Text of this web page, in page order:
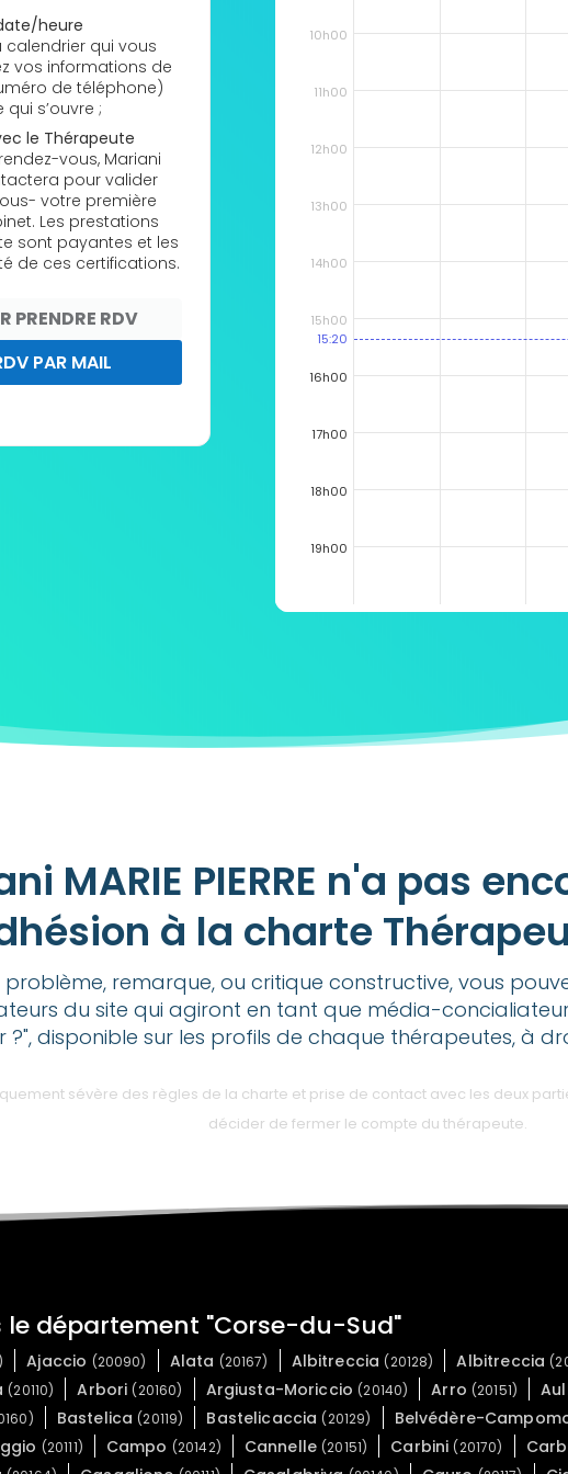
heure
qui vous
vos informations de
de téléphone)
s’ouvre ;
le Thérapeute
vous, Mariani
pour valider
votre première
Les prestations
sont payantes et les
de ces certifications.
PRENDRE RDV
PAR MAIL
10h00
11h00
12h00
13h00
14h00
15h00
16h00
17h00
18h00
19h00
15:20
MARIE PIERRE n'a pas
à la charte
problème, remarque, ou critique constructive, vous
du site qui agiront en tant que média-
?", disponible sur les profils de chaque thérapeutes, à
sévère des règles de la charte et prise de contact avec les deux
décider de fermer le compte du thérapeute.
le département "Corse-du-Sud"
Ajaccio (20090) Alata (20167) Albitreccia (20128) Albitreccia
(20110) Arbori (20160) Argiusta-Moriccio (20140) Arro (20151)
Bastelica (20119) Bastelicaccia (20129) Belvédère-
(20111) Campo (20142) Cannelle (20151) Carbini (20170)